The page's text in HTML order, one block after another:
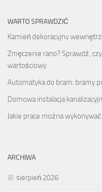
WARTO SPRAWDZIĆ
Kamień dekoracyjny
Zmęczenie rano? Sprawdź,
wartościowy
Automatyka do bram: bramy
Domowa instalacja
Jakie prace można
ARCHIWA
sierpień 2026